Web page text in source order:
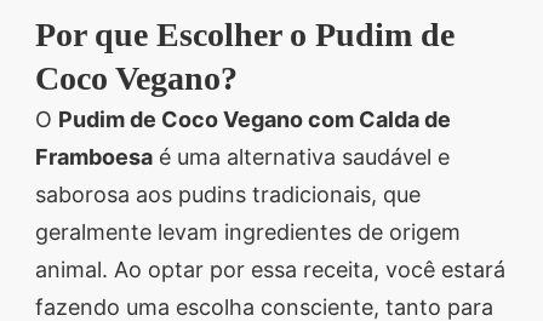
receitas rápidas e fáceis
Transforme suas
refeições e inspire-se
agora mesmo!
Por que Escolher o Pudim de
Coco Vegano?
O Pudim de Coco Vegano com Calda de
Framboesa é uma alternativa saudável e
saborosa aos pudins tradicionais, que
geralmente levam ingredientes de origem
animal. Ao optar por essa receita, você estará
fazendo uma escolha consciente, tanto para